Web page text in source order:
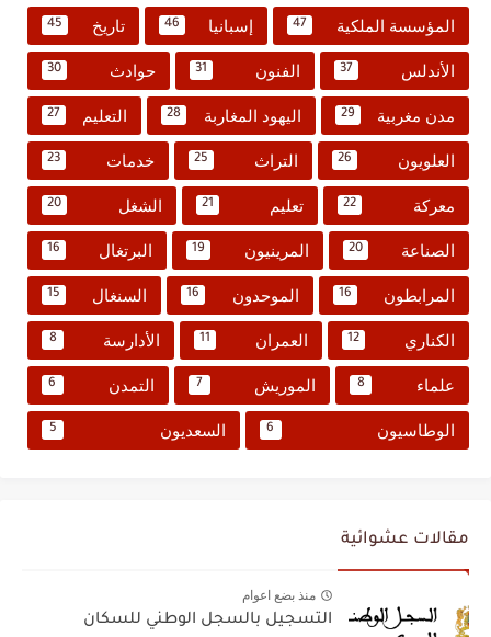
المؤسسة الملكية 47 إسبانيا 46 تاريخ 45
الأندلس 37 الفنون 31 حوادث 30
مدن مغربية 29 اليهود المغاربة 28 التعليم 27
العلويون 26 التراث 25 خدمات 23
معركة 22 تعليم 21 الشغل 20
الصناعة 20 المرينيون 19 البرتغال 16
المرابطون 16 الموحدون 16 السنغال 15
الكناري 12 العمران 11 الأدارسة 8
علماء 8 الموريش 7 التمدن 6
الوطاسيون 6 السعديون 5
مقالات عشوائية
منذ بضع اعوام
التسجيل بالسجل الوطني للسكان